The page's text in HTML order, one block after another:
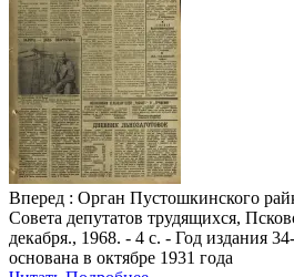
Вперед : Орган Пустошкинского
Совета депутатов трудящихся,
декабря., 1968. - 4 с. - Год издания
основана в октябре 1931 года